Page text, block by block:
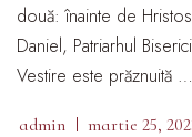
două: înainte de
Daniel, Patriarhul
Vestire este prăznuită …
admin martie 25,